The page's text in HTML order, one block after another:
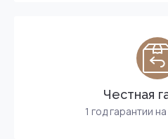
Честная
1 год гарантии